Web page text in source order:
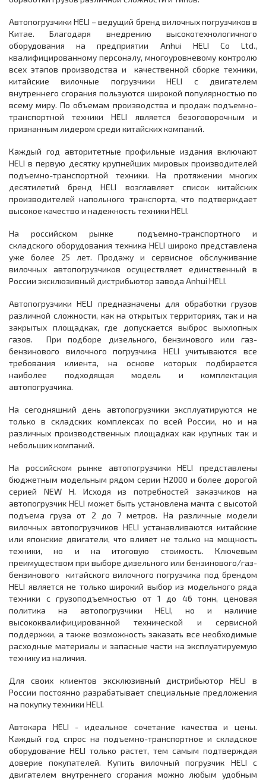
Автопогрузчики HELI – ведущий бренд вилочных погрузчиков в
Китае. Благодаря внедрению высокотехнологичного
оборудования на предприятии Anhui HELI Co Ltd.,
квалифицированному персоналу, многоуровневому контролю
всех этапов производства и качественной сборке техники,
китайские вилочные погрузчики HELI с двигателем
внутреннего сгорания пользуются широкой популярностью по
всему миру. По объемам производства и продаж подъемно-
транспортной техники HELI является безоговорочным и
признанным лидером среди китайских компаний.
Каждый год авторитетные профильные издания включают
HELI в первую десятку крупнейших мировых производителей
подъемно-транспортной техники. На протяжении многих
десятилетий бренд HELI возглавляет список китайских
производителей напольного транспорта, что подтверждает
высокое качество и надежность техники HELI.
На российском рынке подъемно-транспортного и
складского оборудования техника HELI широко представлена
уже более 25 лет. Продажу и сервисное обслуживание
вилочных автопогрузчиков осуществляет единственный в
России эксклюзивный дистрибьютор завода Anhui HELI.
Автопогрузчики HELI предназначены для обработки грузов
различной сложности, как на открытых территориях, так и на
закрытых площадках, где допускается выброс выхлопных
газов. При подборе дизельного, бензинового или газ-
бензинового вилочного погрузчика HELI учитываются все
требования клиента, на основе которых подбирается
наиболее подходящая модель и комплектация
автопогрузчика.
На сегодняшний день автопогрузчики эксплуатируются не
только в складских комплексах по всей России, но и на
различных производственных площадках как крупных так и
небольших компаний.
На российском рынке автопогрузчики HELI представлены
бюджетным модельным рядом серии H2000 и более дорогой
серией NEW H. Исходя из потребностей заказчиков на
автопогрузчик HELI может быть установлена мачта с высотой
подъема груза от 2 до 7 метров. На различные модели
вилочных автопогрузчиков HELI устанавливаются китайские
или японские двигатели, что влияет не только на мощность
техники, но и на итоговую стоимость. Ключевым
преимуществом при выборе дизельного или бензинового/газ-
бензинового китайского вилочного погрузчика под брендом
HELI является не только широкий выбор из модельного ряда
техники с грузоподъемностью от 1 до 46 тонн, ценовая
политика на автопогрузчики HELI, но и наличие
высококвалифицированной технической и сервисной
поддержки, а также возможность заказать все необходимые
расходные материалы и запасные части на эксплуатируемую
технику из наличия.
Для своих клиентов эксклюзивный дистрибьютор HELI в
России постоянно разрабатывает специальные предложения
на покупку техники HELI.
Автокара HELI - идеальное сочетание качества и цены.
Каждый год спрос на подъемно-транспортное и складское
оборудование HELI только растет, тем самым подтверждая
доверие покупателей. Купить вилочный погрузчик HELI с
двигателем внутреннего сгорания можно любым удобным